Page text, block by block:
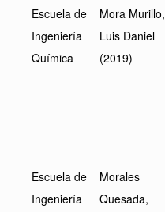
Escuela de
Ingeniería
Química
Mora Murillo,
Luis Daniel
(2019)
Escuela de
Ingeniería
Morales
Quesada,